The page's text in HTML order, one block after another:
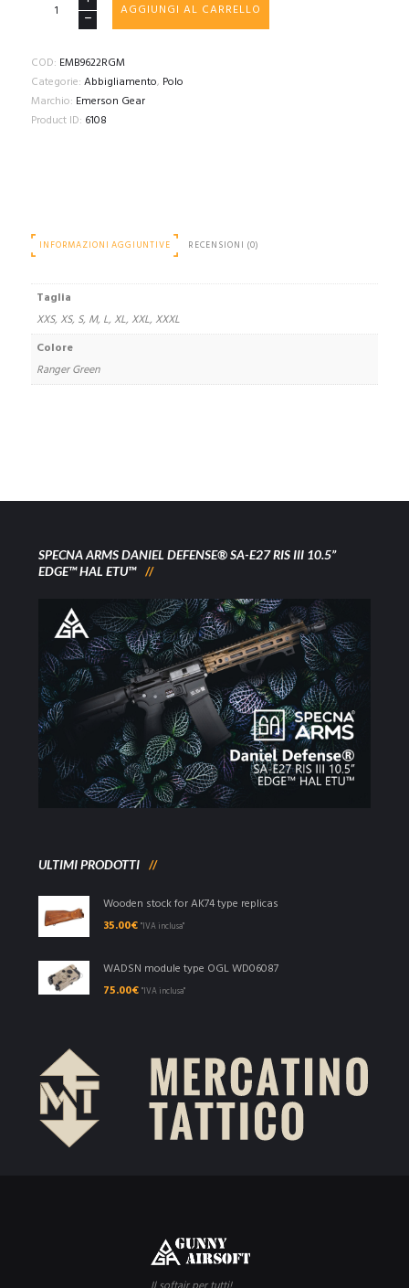
TACTICAL
SHIRT
quantità
AGGIUNGI AL CARRELLO
COD: EMB9622RGM
Categorie: Abbigliamento, Polo
Marchio: Emerson Gear
Product ID: 6108
INFORMAZIONI AGGIUNTIVE RECENSIONI (0)
Taglia
XXS, XS, S, M, L, XL, XXL, XXXL
Colore
Ranger Green
SPECNA ARMS DANIEL DEFENSE® SA-E27 RIS III 10.5”
EDGE™ HAL ETU™
ULTIMI PRODOTTI
Wooden stock for AK74 type replicas
35.00€ "IVA inclusa"
WADSN module type OGL WD06087
75.00€ "IVA inclusa"